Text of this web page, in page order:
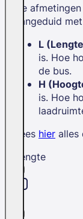
De
aangeduid
L
is. Hoe
de bus.
H
is. Hoe
Lees hier alles
Lengte